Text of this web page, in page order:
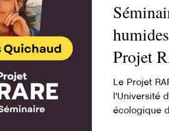
Projet
Louis
Le Projet
l'Université
écologique